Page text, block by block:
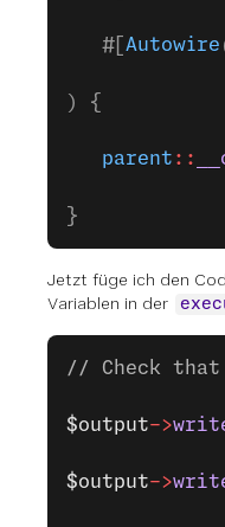
#[ Autowire
) {
parent ::
}
Jetzt füge ich den
Variablen in der
// Check that
$output->
$output->